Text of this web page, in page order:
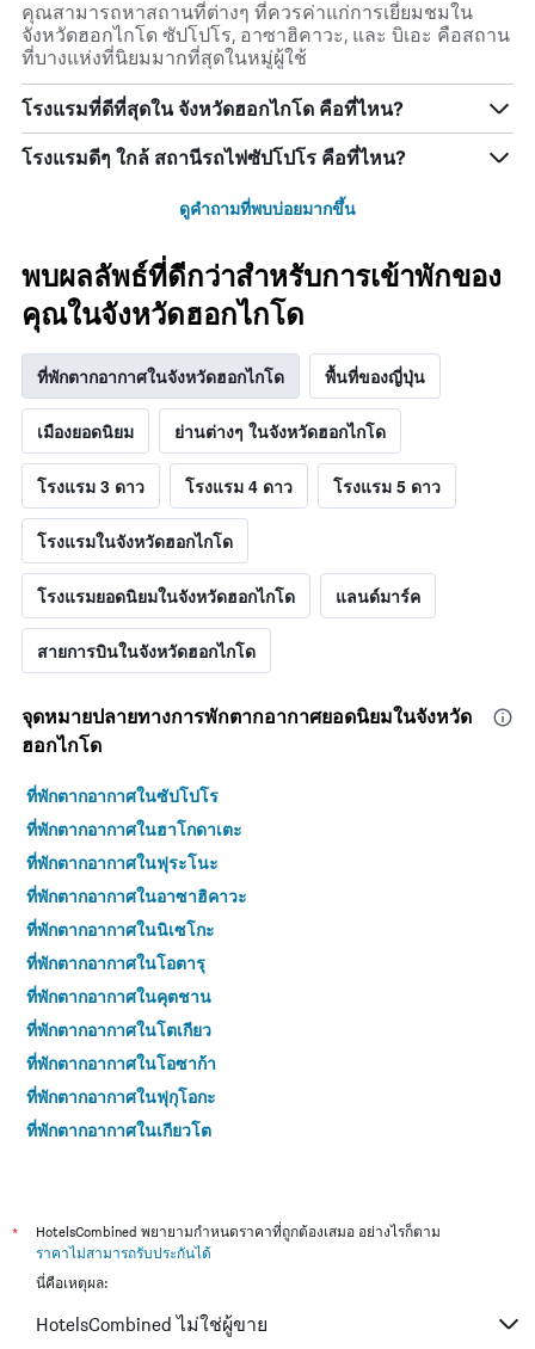
คุณสามารถหาสถานที่ต่างๆ ที่ควรค่าแก่การเยี่ยมชมใน
จังหวัดฮอกไกโด ซัปโปโร, อาซาฮิคาวะ, และ บิเอะ คือสถาน
ที่บางแห่งที่นิยมมากที่สุดในหมู่ผู้ใช้
โรงแรมที่ดีที่สุดใน จังหวัดฮอกไกโด คือที่ไหน?
โรงแรมดีๆ ใกล้ สถานีรถไฟซัปโปโร คือที่ไหน?
ดูคำถามที่พบบ่อยมากขึ้น
พบผลลัพธ์ที่ดีกว่าสำหรับการเข้าพักของ
คุณในจังหวัดฮอกไกโด
ที่พักตากอากาศในจังหวัดฮอกไกโด พื้นที่ของญี่ปุ่น
เมืองยอดนิยม ย่านต่างๆ ในจังหวัดฮอกไกโด
โรงแรม 3 ดาว โรงแรม 4 ดาว โรงแรม 5 ดาว
โรงแรมในจังหวัดฮอกไกโด
โรงแรมยอดนิยมในจังหวัดฮอกไกโด แลนด์มาร์ค
สายการบินในจังหวัดฮอกไกโด
จุดหมายปลายทางการพักตากอากาศยอดนิยมในจังหวัด
ฮอกไกโด
ที่พักตากอากาศในซัปโปโร
ที่พักตากอากาศในฮาโกดาเตะ
ที่พักตากอากาศในฟุระโนะ
ที่พักตากอากาศในอาซาฮิคาวะ
ที่พักตากอากาศในนิเซโกะ
ที่พักตากอากาศในโอตารุ
ที่พักตากอากาศในคุตชาน
ที่พักตากอากาศในโตเกียว
ที่พักตากอากาศในโอซาก้า
ที่พักตากอากาศในฟุกุโอกะ
ที่พักตากอากาศในเกียวโต
*
HotelsCombined พยายามกำหนดราคาที่ถูกต้องเสมอ อย่างไรก็ตาม
ราคาไม่สามารถรับประกันได้
นี่คือเหตุผล:
HotelsCombined ไม่ใช่ผู้ขาย